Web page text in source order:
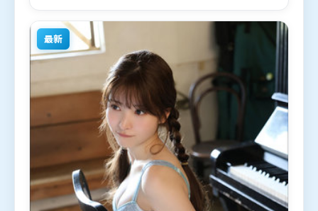
欢科幻题材的观众观看。
最新